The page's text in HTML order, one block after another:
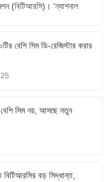
(বিটিআরসি)। ‘ন্যাশনাল
বেশি সিম ডি-রেজিস্টার করার
সিম নয়, আসছে নতুন
বিটিআরসির বড় সিদ্ধান্ত,